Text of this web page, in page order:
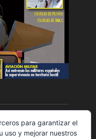
para garantizar el
uso y mejorar nuestros